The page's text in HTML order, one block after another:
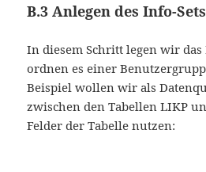
B.3 Anlegen des Info-Sets
In diesem Schritt legen wir das
ordnen es einer
Beispiel wollen wir als
zwischen den Tabellen LIKP
Felder der Tabelle nutzen: